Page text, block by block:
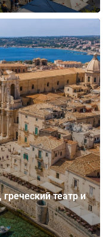
театр и